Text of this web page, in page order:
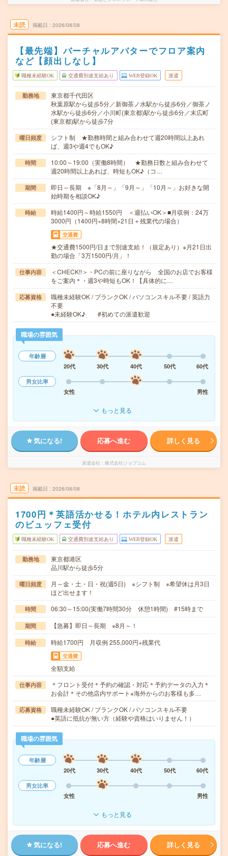
未読 掲載日 2026/08/08
【最先端】バーチャルアバターでフロア案内
など【顔出しなし】
職種未経験OK 交通費別途支給あり WEB登録OK 派遣
勤務地
東京都千代田区
秋葉原駅から徒歩5分／新御茶ノ水駅から徒歩6分／御茶ノ
水駅から徒歩6分／小川町(東京都)駅から徒歩6分／末広町
(東京都)駅から徒歩7分
曜日頻度
シフト制 ★勤務時間と組み合わせて週20時間以上あれ
ば、週3や週4でもOK♪
時間
10:00～19:00（実働8時間） ★勤務日数と組み合わせて
週20時間以上あれば、時短もOK♪（コ…
期間
即日～長期 ※「8月～」「9月～」「10月～」お好きな開
始時期を相談OK♪
時給
時給1400円～時給1550円 ＜週払いOK＞■月収例：24万
3000円（1400円×8時間×21日＋残業代の場合）
交通費
★交通費1500円/日まで別途支給！（規定あり）※月21日出
勤の場合「3万1500円/月」！
仕事内容
＜CHECK!!＞・PCの前に座りながら 全国のお店でお客様
をご案内＊・週3や時短もOK！【具体的に…
応募資格
職種未経験OK / ブランクOK / パソコンスキル不要 / 英語力
不要
●未経験OK♪ #初めての派遣歓迎
職場の雰囲気
年齢層
20代
30代 40代 50代
60代
男女比率
女性
男性
もっと見る
気になる! 応募へ進む 詳しく見る
派遣会社 株式会社ジョブコム
未読 掲載日 2026/08/08
1700円＊英語活かせる！ホテル内レストラン
のビュッフェ受付
職種未経験OK 交通費別途支給あり WEB登録OK 派遣
勤務地
東京都港区
品川駅から徒歩5分
曜日頻度
月～金・土・日・祝(週5日) ※シフト制 ※希望休は月3日
ほど出せます！
時間 06:30～15:00(実働7時間30分 休憩1時間) #15時まで
期間 【急募】即日～長期 ※8月～！
時給 時給1700円 月収例 255,000円+残業代
交通費
全額支給
仕事内容
＊フロント受付＊予約の確認・対応＊予約データの入力＊
お会計＊その他店内サポート※海外からのお客様も多…
応募資格
職種未経験OK / ブランクOK / パソコンスキル不要
●英語に抵抗が無い方（経験や資格はいりません！）
職場の雰囲気
年齢層
20代
30代 40代 50代
60代
男女比率
女性
男性
もっと見る
気になる! 応募へ進む 詳しく見る